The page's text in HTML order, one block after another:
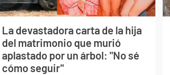
La devastadora carta de la hija
del matrimonio que murió
aplastado por un árbol: "No sé
cómo seguir"